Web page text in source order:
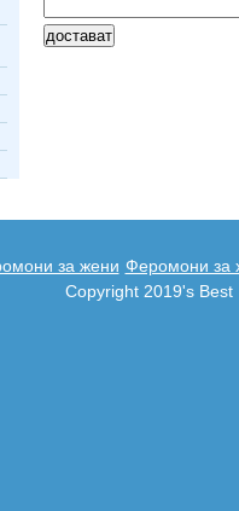
за жени Феромони за
Copyright 2019's Best